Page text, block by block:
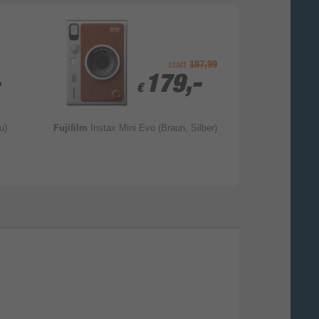
statt 187,99
€ 179,-
€ 179,-
Fujifilm Instax Mini Evo (Braun, Silber)